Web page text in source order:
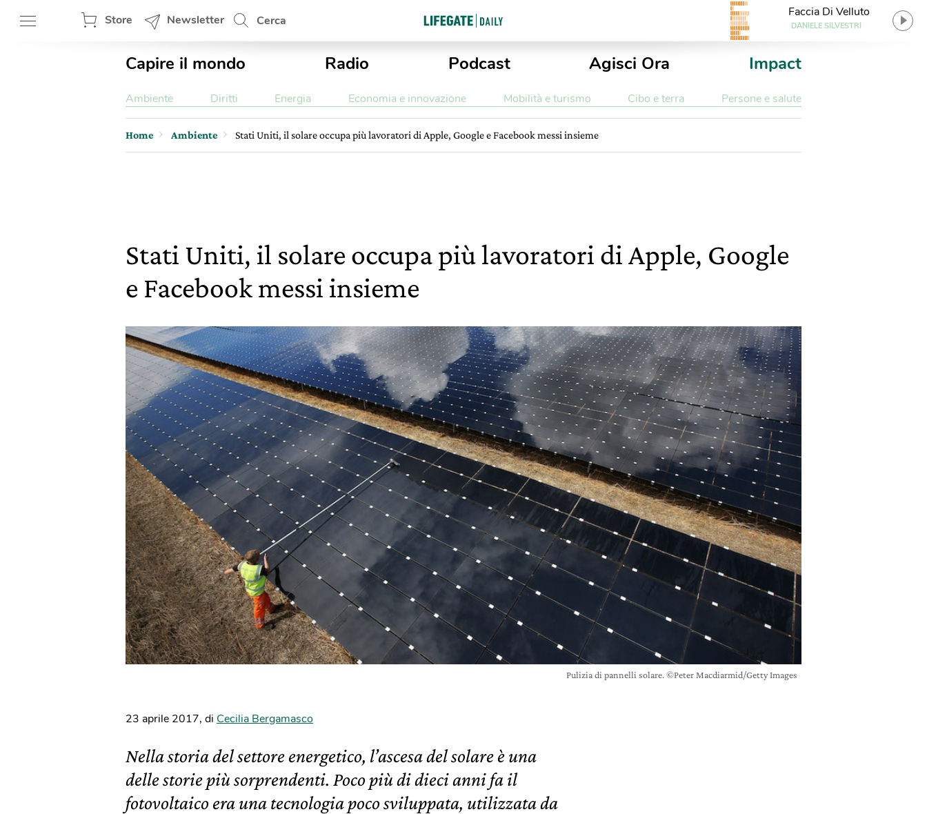
Store Newsletter Cerca
Faccia Di Velluto
DANIELE SILVESTRI
Capire il mondo Radio Podcast Agisci Ora Impact
Ambiente Diritti Energia Economia e innovazione Mobilità e turismo Cibo e terra Persone e salute
Home Ambiente Stati Uniti, il solare occupa più lavoratori di Apple, Google e Facebook messi insieme
Stati Uniti, il solare occupa più lavoratori di Apple, Google
e Facebook messi insieme
Pulizia di pannelli solare. ©Peter Macdiarmid/Getty Images
23 aprile 2017, di Cecilia Bergamasco
Nella storia del settore energetico, l’ascesa del solare è una
delle storie più sorprendenti. Poco più di dieci anni fa il
fotovoltaico era una tecnologia poco sviluppata, utilizzata da